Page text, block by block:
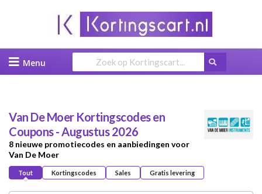
to
content
Van De MoerKortingscodes en
Coupons - Augustus 2026
8 nieuwe promotiecodes en aanbiedingen voor
Van De Moer
Tout Kortingscodes Sales Gratis levering